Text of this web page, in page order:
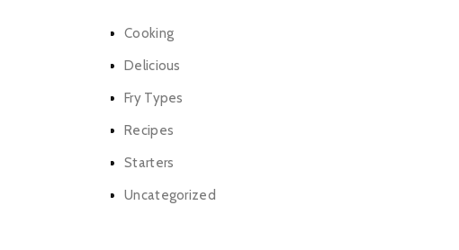
Cooking
Delicious
Fry Types
Recipes
Starters
Uncategorized